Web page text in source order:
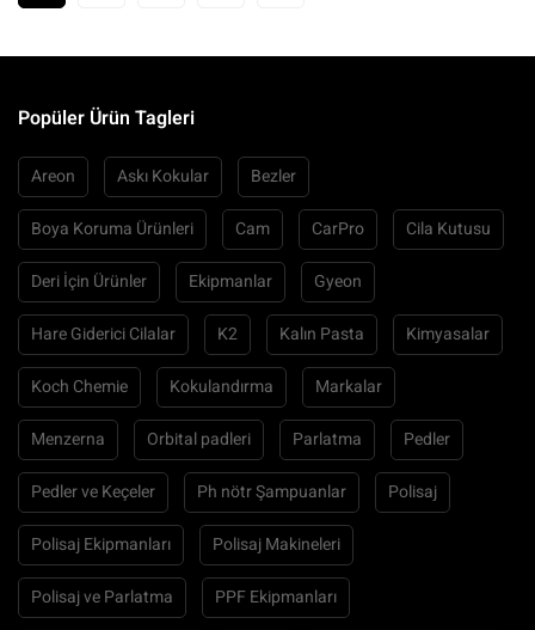
Popüler Ürün Tagleri
Areon Askı Kokular Bezler
Boya Koruma Ürünleri Cam CarPro Cila Kutusu
Deri İçin Ürünler Ekipmanlar Gyeon
Hare Giderici Cilalar K2 Kalın Pasta Kimyasalar
Koch Chemie Kokulandırma Markalar
Menzerna Orbital padleri Parlatma Pedler
Pedler ve Keçeler Ph nötr Şampuanlar Polisaj
Polisaj Ekipmanları Polisaj Makineleri
Polisaj ve Parlatma PPF Ekipmanları